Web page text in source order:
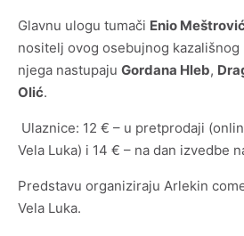
Pravilnik o unutarnjem ustrojstvu i
Financijski planovi i izvješća
Glavnu ulogu tumači Enio
nositelj ovog osebujnog
njega nastupaju Gordana Hleb,
Olić.
Ulaznice: 12 € – u pretprodaji
Vela Luka) i 14 € – na dan izvedbe
Predstavu organiziraju Arlekin
Vela Luka.